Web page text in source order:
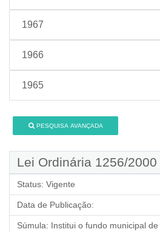
1967
1966
1965
PESQUISA AVANÇADA
Lei Ordinária 1256/2000
Status: Vigente
Data de Publicação:
Súmula: Institui o fundo municipal